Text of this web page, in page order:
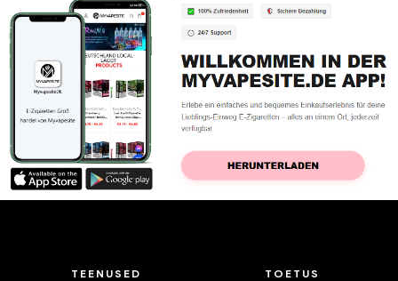
TEENUSED TOETUS